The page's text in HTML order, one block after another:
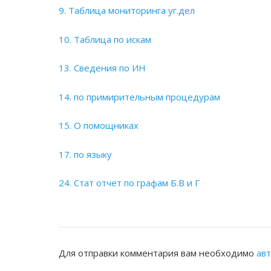
9. Таблица мониторинга уг.дел
10. Таблица по искам
13. Сведения по ИН
14. по примирительным процедурам
15. О помощниках
17. по языку
24. Стат отчет по графам Б.В и Г
Для отправки комментария вам необходимо